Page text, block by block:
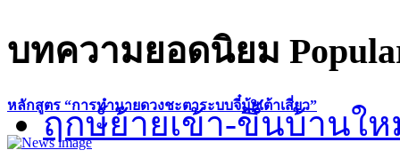
หลักสูตร “การทำนายดวงชะตาระบบจี๋มุ้ยเต้าเสี่ยว”
บทความยอดนิยม
ฤกษ์ย้ายเข้า-ขึ้นบ้านให